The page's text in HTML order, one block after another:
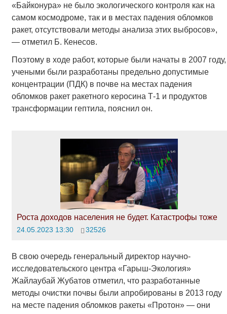
«Байконура» не было экологического контроля как на
самом космодроме, так и в местах падения обломков
ракет, отсутствовали методы анализа этих выбросов»,
— отметил Б. Кенесов.
Поэтому в ходе работ, которые были начаты в 2007 году,
учеными были разработаны предельно допустимые
концентрации (ПДК) в почве на местах падения
обломков ракет ракетного керосина Т-1 и продуктов
трансформации гептила, пояснил он.
Роста доходов населения не будет. Катастрофы тоже
24.05.2023 13:30 32526
В свою очередь генеральный директор научно-
исследовательского центра «Гарыш-Экология»
Жайлаубай Жубатов отметил, что разработанные
методы очистки почвы были апробированы в 2013 году
на месте падения обломков ракеты «Протон» — они